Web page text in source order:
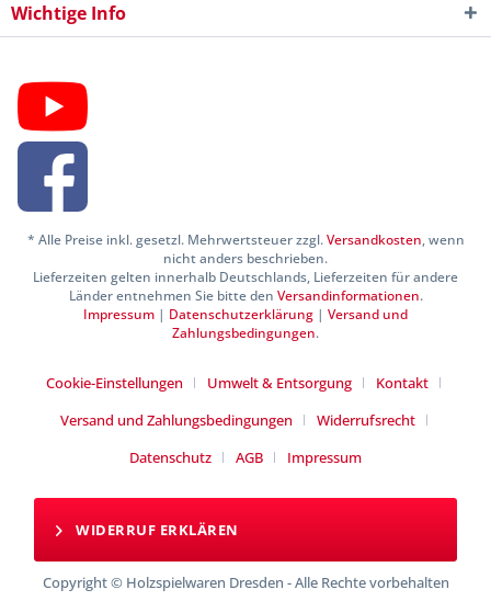
Wichtige Info
* Alle Preise inkl. gesetzl. Mehrwertsteuer zzgl.Versandkosten, wenn
nicht anders beschrieben.
Lieferzeiten gelten innerhalb Deutschlands, Lieferzeiten für andere
Länder entnehmen Sie bitte den Versandinformationen.
Impressum | Datenschutzerklärung | Versand und
Zahlungsbedingungen.
Cookie-Einstellungen Umwelt & Entsorgung
Kontakt
Versand und Zahlungsbedingungen
Widerrufsrecht
Datenschutz
AGB Impressum
WIDERRUF ERKLÄREN
Copyright © Holzspielwaren Dresden - Alle Rechte vorbehalten